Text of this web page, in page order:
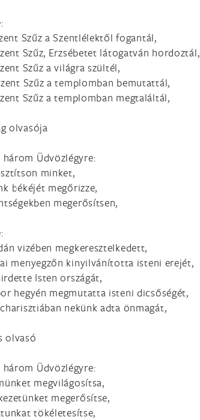
Szűz a Szentlélektől fogantál,
Szűz, Erzsébetet látogatván hordoztál,
Szűz a világra szültél,
Szűz a templomban bemutattál,
Szűz a templomban megtaláltál,
olvasója
három Üdvözlégyre:
minket,
békéjét megőrizze,
megerősítsen,
vizében megkeresztelkedett,
menyegzőn kinyilvánította isteni erejét,
Isten országát,
hegyén megmutatta isteni dicsőségét,
nekünk adta önmagát,
olvasó
három Üdvözlégyre:
megvilágosítsa,
megerősítse,
tökéletesítse,